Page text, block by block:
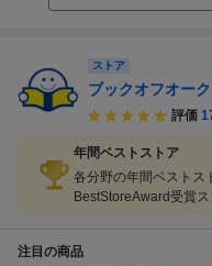
ストア
ブックオフオー
評価
年間ベストストア
各分野の年間ベストス
BestStoreAward受賞ス
注目の商品